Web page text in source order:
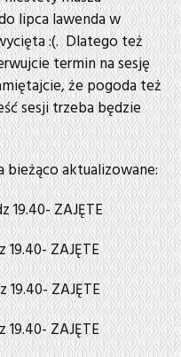
lipca lawenda w
:(. Dlatego też
termin na sesję
że pogoda też
sesji trzeba będzie
bieżąco aktualizowane:
19.40- ZAJĘTE
19.40- ZAJĘTE
ZAJĘTE
19.40- ZAJĘTE